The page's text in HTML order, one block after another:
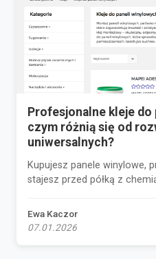
Profesjonalne kleje
czym różnią się od
uniwersalnych?
Kupujesz panele winylowe,
stajesz przed półką z
Ewa Kaczor
07.01.2026